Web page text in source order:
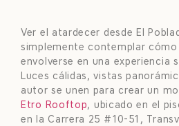
Ver el atardecer desde El
simplemente contemplar cómo
envolverse en una experiencia
Luces cálidas, vistas
autor se unen para crear un
Etro Rooftop, ubicado en el
en la Carrera 25 #10-51,